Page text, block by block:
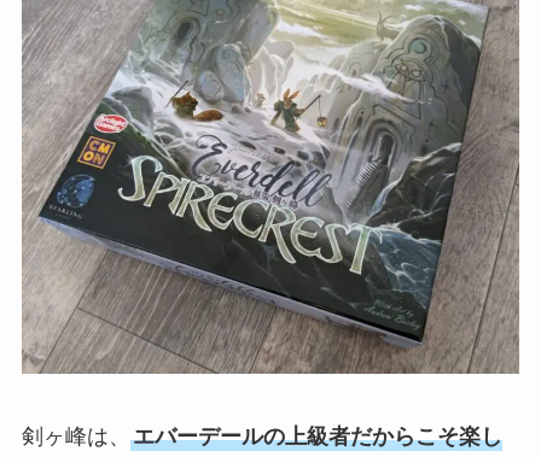
剣ヶ峰は、 エバーデールの上級者だからこそ楽し